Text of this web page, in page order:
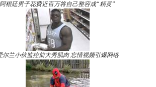
阿根廷男子花费近百万将自己整容成“精灵”
尔兰小伙监控前大秀肌肉 忘情视频引爆网络